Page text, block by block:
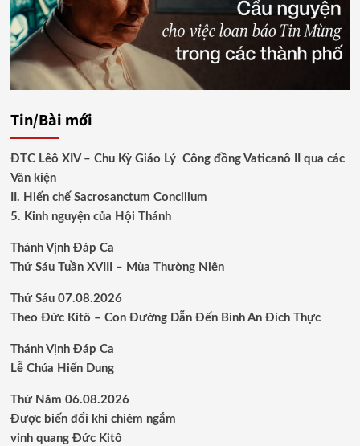
Tin/Bài mới
ĐTC Lêô XIV – Chu Kỳ Giáo Lý Công đồng Vaticanô II qua các
Văn kiện
II. Hiến chế Sacrosanctum Concilium
5. Kinh nguyện của Hội Thánh
Thánh Vịnh Đáp Ca
Thứ Sáu Tuần XVIII – Mùa Thường Niên
Thứ Sáu 07.08.2026
Theo Đức Kitô – Con Đường Dẫn Đến Bình An Đích Thực
Thánh Vịnh Đáp Ca
Lễ Chúa Hiển Dung
Thứ Năm 06.08.2026
Được biến đổi khi chiêm ngắm
vinh quang Đức Kitô